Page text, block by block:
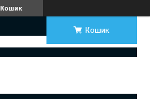
Кошик
Кошик